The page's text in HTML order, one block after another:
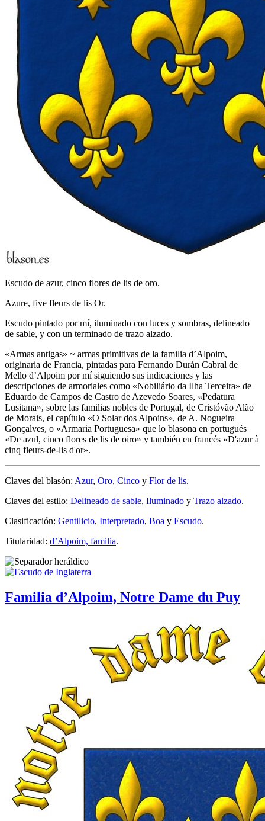
Escudo de azur, cinco flores de lis de oro.
Azure, five fleurs de lis Or.
Escudo pintado por mí, iluminado con luces y sombras, delineado
de sable, y con un terminado de trazo alzado.
«Armas antigas» ~ armas primitivas de la familia d’Alpoim,
originaria de Francia, pintadas para Fernando Durán Cabral de
Mello d’Alpoim por mí siguiendo sus indicaciones y las
descripciones de armoriales como «Nobiliário da Ilha Terceira» de
Eduardo de Campos de Castro de Azevedo Soares, «Pedatura
Lusitana», sobre las familias nobles de Portugal, de Cristóvão Alão
de Morais, el capítulo «O Solar dos Alpoins», de A. Nogueira
Gonçalves, o «Armaria Portuguesa» que lo blasona en portugués
«De azul, cinco flores de lis de oiro» y también en francés «D'azur à
cinq fleurs-de-lis d'or».
Claves del blasón: Azur, Oro, Cinco y Flor de lis.
Claves del estilo: Delineado de sable, Iluminado y Trazo alzado.
Clasificación: Gentilicio, Interpretado, Boa y Escudo.
Titularidad: d’Alpoim, familia.
Familia d’Alpoim, Notre Dame du Puy